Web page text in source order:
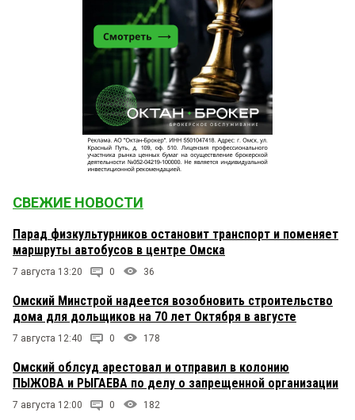
СВЕЖИЕ НОВОСТИ
Парад физкультурников остановит транспорт и поменяет
маршруты автобусов в центре Омска
7 августа 13:20 0 36
Омский Минстрой надеется возобновить строительство
дома для дольщиков на 70 лет Октября в августе
7 августа 12:40 0 178
Омский облсуд арестовал и отправил в колонию
ПЫЖОВА и РЫГАЕВА по делу о запрещенной организации
7 августа 12:00 0 182